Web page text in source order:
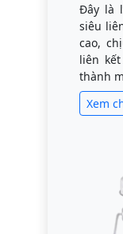
Đây là
siêu
cao,
liên
thành
Xem